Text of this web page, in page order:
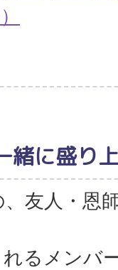
緒に盛り
友人・恩
るメンバ